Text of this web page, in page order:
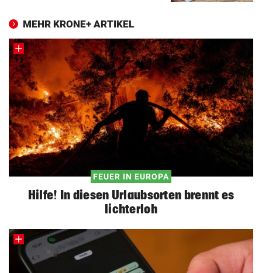
MEHR KRONE+ ARTIKEL
FEUER IN EUROPA
Hilfe! In diesen Urlaubsorten brennt es
lichterloh